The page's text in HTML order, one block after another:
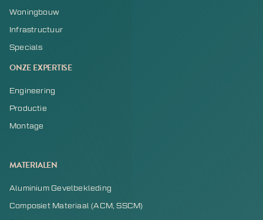
Woningbouw
Infrastructuur
Specials
ONZE EXPERTISE
Engineering
Productie
Montage
MATERIALEN
Aluminium Gevelbekleding
Composiet Materiaal (ACM, SSCM)